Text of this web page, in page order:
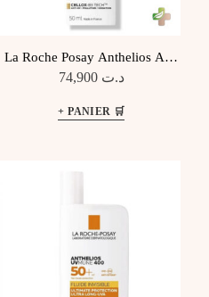
La Roche Posay Anthelios Age
Correct SPF50 Colour 50Ml
د.ت 74,900